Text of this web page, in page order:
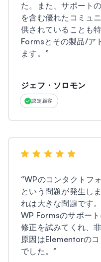
た。また、サポート
を含む優れたコミュ
供されていることも
Formsとその製品/ア
ます。 ”
ジェフ・ソロモン
認定顧客
“WPのコンタクトフ
という問題が発生し
れは大きな問題です。
WP Formsのサポー
修正を試みてくれ、
原因はElementorの
でした。 ”